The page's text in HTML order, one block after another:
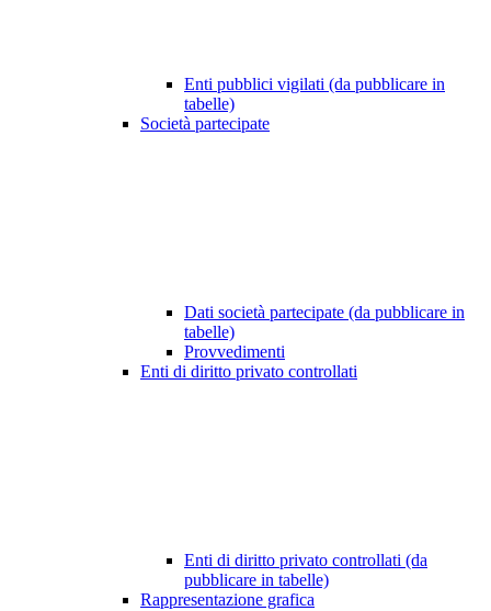
Enti pubblici vigilati (da pubblicare in
tabelle)
Società partecipate
Dati società partecipate (da pubblicare in
tabelle)
Provvedimenti
Enti di diritto privato controllati
Enti di diritto privato controllati (da
pubblicare in tabelle)
Rappresentazione grafica